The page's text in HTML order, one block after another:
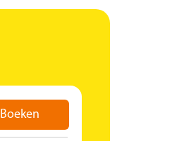
Boeken